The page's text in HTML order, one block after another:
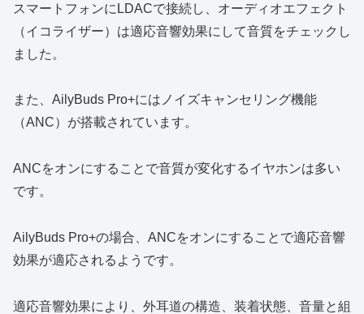
スマートフォンにLDACで接続し、オーディオエフェクト
（イコライザー）は適応音響効果にして音質をチェックし
ました。
また、AilyBuds Pro+にはノイズキャンセリング機能
（ANC）が搭載されています。
ANCをオンにすることで音質が変化するイヤホンは多い
です。
AilyBuds Pro+の場合、ANCをオンにすることで適応音響
効果が適応されるようです。
適応音響効果により、外耳道の構造、装着状態、音量と組